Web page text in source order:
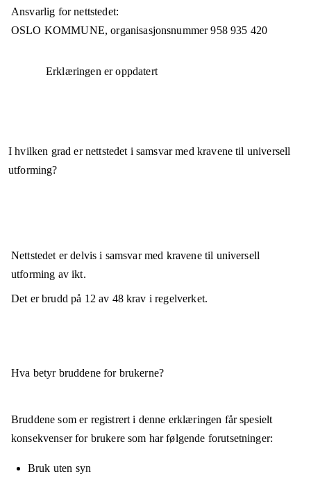
Ansvarlig for nettstedet:
OSLO KOMMUNE,organisasjonsnummer 958 935 420
Erklæringen er oppdatert
I hvilken grad er nettstedet i samsvar med kravene til universell
utforming?
Nettstedet erdelvis i samsvarmed kravene til universell
utforming av ikt.
Det er brudd på 12av 48krav i regelverket.
Hva betyr bruddene for brukerne?
Bruddene som er registrert i denne erklæringen får spesielt
konsekvenser for brukere som har følgende forutsetninger:
Bruk uten syn